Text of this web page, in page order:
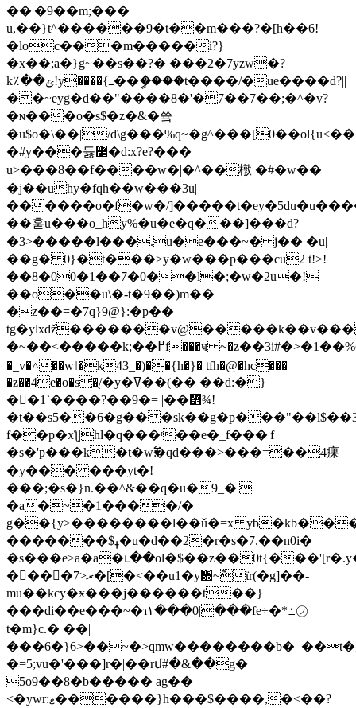
��|�9��m;���
u,��}t^������9�t��m���?�[h��6!
�loc���m�����i?}
�x��;a�}g~��s��?� ���2�7ȳzw�?
k٪��ݶ!y����{ߺ��ީ����t����/�ue����d?||
��~eyg�d��"����8�'�7��7��;�^�v?
�ɴ���o�s$�z�&�쓬
�u$o�\��|/
�#y���듏߼�d:x?e?���
u>���8��f����w�|�^��橔 �#�w��
�j��uhy�fqh��w���3u|
������o�f�w�/
��훋u���o_hy%�u�e�q���]���d?|
�3>�����l���.u�e���~� j�� �u|
��g� 0}�t���>y�w���p���cu2 t!>!
��8�00�1��7�0��l�;�w�2u�!
��o��u\�-t�9��)m��
�z��=�7q}9@}:�p��
�~��<�����k;��߂f���ҹ ~�z��3i#�>�1��%б"ґ�wj�̚�
�_v�˄��wǁ�k43_�)��{h�}� tfh�@�hc���
�z��4e�o�s�ֻ/�y�ߜ��(�� ��d:�}
��1`����?��9�= |��߻¾!
�t��s5�
f��p�xƪ|hl�q���ʳ��e�_f���|f
�s�'p���k�t�w߱׃�qd���>���=��4㾧
�y��� ���yt�!
���;�s�}n.��^&��q�u�9_�|
�a�~�1����/�
g��{y>��������l��ǔ�=x yb
�������$ߪ�u�d��2�r�s�7.��n0i�
�s���e>a�a�ւ��ol�$��z��0t{�
����ޜ<7�[�<��u1�y΍~݉ϊr(�g]��-
mu��kcy�ӿ���j������t��}
���di��e���~�ɿ۱���0|���fe÷�*ߑ㋫
t�m}c.� ��|
�=5;vu�'���]r�|��rմ#�&��g�
5o9��8�b����� ag��
<�ywr:ޱ������}h���$����,�<��?